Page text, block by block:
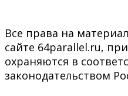
Все права на
сайте 64parallel.ru,
охраняются в
законодательством